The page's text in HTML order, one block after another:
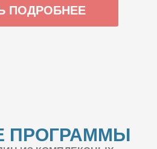
ПОДРОБНЕЕ
ПРОГРАММЫ